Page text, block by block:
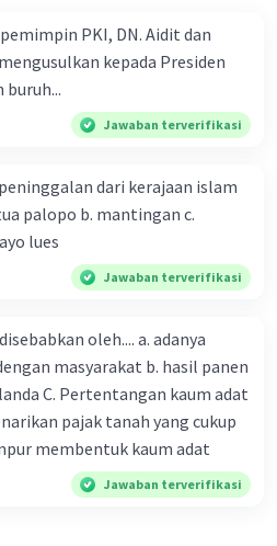
PKI, DN. Aidit dan
kepada Presiden
buruh...
Jawaban terverifikasi
dari kerajaan islam
al-halal e. gayo lues
Jawaban terverifikasi
oleh.... a. adanya
masyarakat b. hasil panen
C. Pertentangan kaum adat
pajak tanah yang cukup
membentuk kaum adat
Jawaban terverifikasi